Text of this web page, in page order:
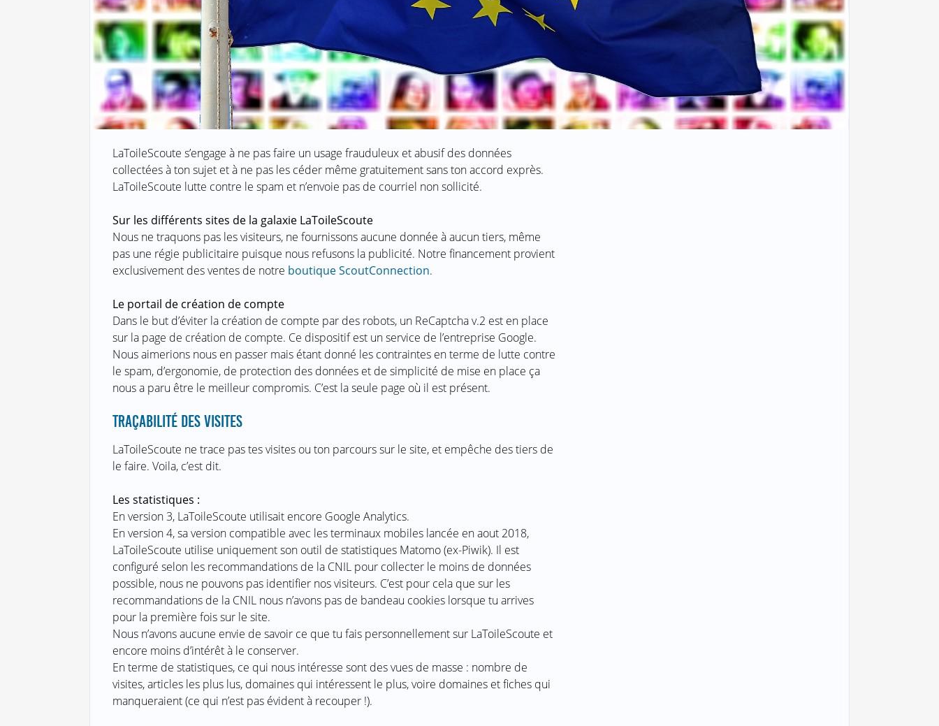
LaToileScoute s’engage à ne pas faire un usage frauduleux et abusif des données
collectées à ton sujet et à ne pas les céder même gratuitement sans ton accord exprès.
LaToileScoute lutte contre le spam et n’envoie pas de courriel non sollicité.
Sur les différents sites de la galaxie LaToileScoute
Nous ne traquons pas les visiteurs, ne fournissons aucune donnée à aucun tiers, même
pas une régie publicitaire puisque nous refusons la publicité. Notre financement provient
exclusivement des ventes de notre boutique ScoutConnection.
Le portail de création de compte
Dans le but d’éviter la création de compte par des robots, un ReCaptcha v.2 est en place
sur la page de création de compte. Ce dispositif est un service de l’entreprise Google.
Nous aimerions nous en passer mais étant donné les contraintes en terme de lutte contre
le spam, d’ergonomie, de protection des données et de simplicité de mise en place ça
nous a paru être le meilleur compromis. C’est la seule page où il est présent.
TRAÇABILITÉ DES VISITES
LaToileScoute ne trace pas tes visites ou ton parcours sur le site, et empêche des tiers de
le faire. Voila, c’est dit.
Les statistiques :
En version 3, LaToileScoute utilisait encore Google Analytics.
En version 4, sa version compatible avec les terminaux mobiles lancée en aout 2018,
LaToileScoute utilise uniquement son outil de statistiques Matomo (ex-Piwik). Il est
configuré selon les recommandations de la CNIL pour collecter le moins de données
possible, nous ne pouvons pas identifier nos visiteurs. C’est pour cela que sur les
recommandations de la CNIL nous n’avons pas de bandeau cookies lorsque tu arrives
pour la première fois sur le site.
Nous n’avons aucune envie de savoir ce que tu fais personnellement sur LaToileScoute et
encore moins d’intérêt à le conserver.
En terme de statistiques, ce qui nous intéresse sont des vues de masse : nombre de
visites, articles les plus lus, domaines qui intéressent le plus, voire domaines et fiches qui
manqueraient (ce qui n’est pas évident à recouper !).